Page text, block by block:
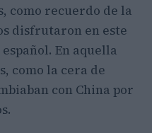
como recuerdo de la
disfrutaron en este
En aquella
como la cera de
con China por